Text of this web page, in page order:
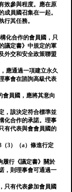
效參與程度。應在原
員國召集在一起。
行其任務。
化合作的會員國，只
議定書》中規定的軍
外交和安全政策聯盟
應通過一項建立永久
事會在諮詢高級代表
會員國，應將其意向
，該決定符合標準並
化合作的承諾。理事
有代表與會會員國的
3）（a）條進行定
履行《議定書》關於
，則理事會可通過一
只有代表參加會員國